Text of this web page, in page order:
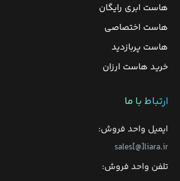
هاست ابری رایگان
هاست اختصاصی
هاست پربازدید
خرید هاست ارزان
ارتباط با ما
ایمیل واحد فروش:
sales[@]liara.ir
تلفن واحد فروش: